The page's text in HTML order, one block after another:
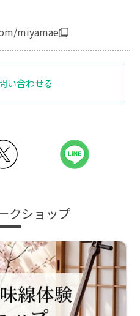
miyamae
い合わせる
クショップ